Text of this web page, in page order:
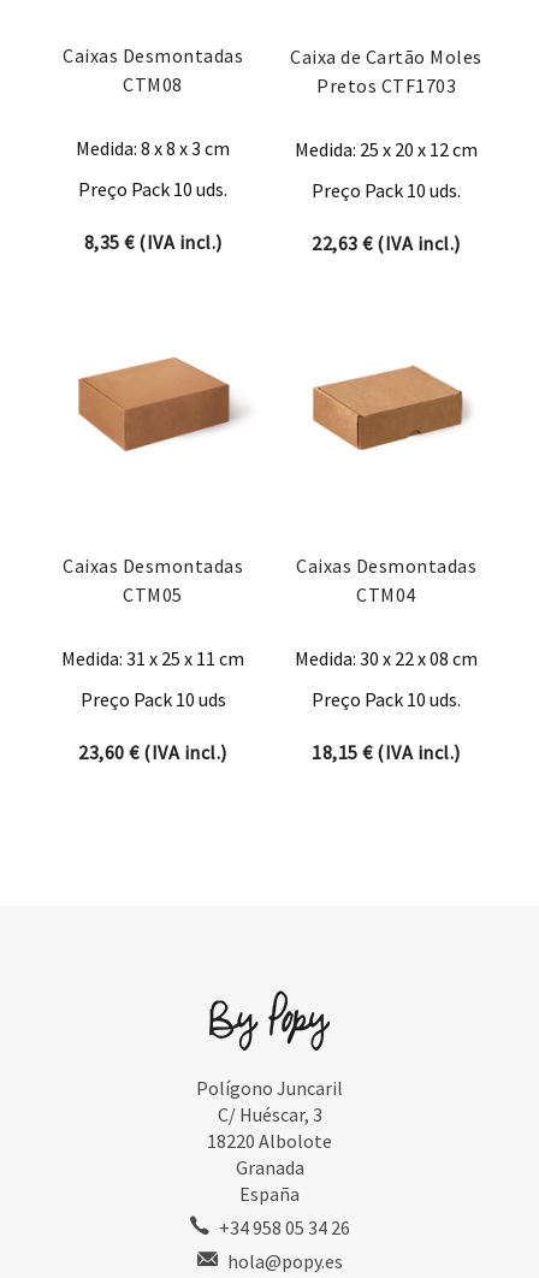
Caixas Desmontadas
CTM08
Medida: 8 x 8 x 3 cm
Preço Pack 10 uds.
8,35 €(IVA incl.)
Caixa de Cartão Moles
Pretos CTF1703
Medida: 25 x 20 x 12 cm
Preço Pack 10 uds.
22,63€(IVA incl.)
Caixas Desmontadas
CTM05
Medida: 31 x 25 x 11 cm
Preço Pack 10 uds
23,60€(IVA incl.)
Caixas Desmontadas
CTM04
Medida: 30 x 22 x 08 cm
Preço Pack 10 uds.
18,15€(IVA incl.)
Polígono Juncaril
C/ Huéscar, 3
18220 Albolote
Granada
España
+34 958 05 34 26
hola@popy.es